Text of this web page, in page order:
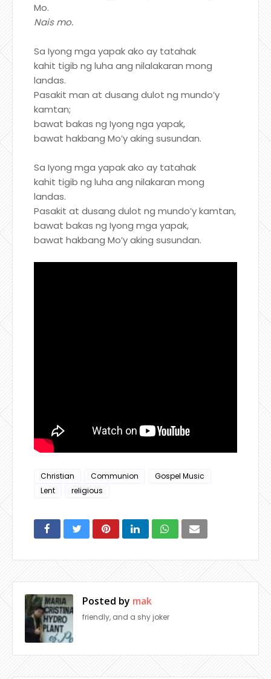
Mo.
Nais mo.
Sa Iyong mga yapak ako ay tatahak
kahit tigib ng luha ang nilalakaran mong
landas.
Pasakit man at dusang dulot ng mundo’y
kamtan;
bawat bakas ng Iyong nga yapak,
bawat hakbang Mo’y aking susundan.
Sa Iyong mga yapak ako ay tatahak
kahit tigib ng luha ang nilakaran mong
landas.
Pasakit at dusang dulot ng mundo’y kamtan,
bawat bakas ng Iyong mga yapak,
bawat hakbang Mo’y aking susundan.
Christian Communion
Gospel Music
Lent
religious
Posted by mak
friendly, and a shy joker